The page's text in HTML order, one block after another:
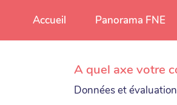
Aller au contenu principal
Accueil Panorama FNE
A quel axe votre
Données et